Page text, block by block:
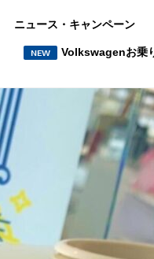
ニュース・キャンペーン
NEW Volkswagenお乗